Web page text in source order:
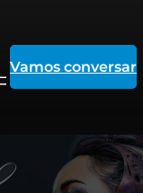
Vamos conversar